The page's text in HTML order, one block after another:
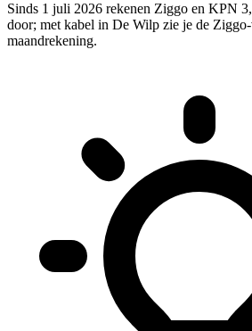
Sinds 1 juli 2026 rekenen Ziggo en KPN
door; met kabel in De Wilp zie je de
maandrekening.